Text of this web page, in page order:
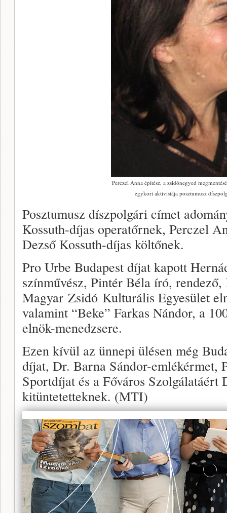
Perczel Anna építész, a zsidónegyed
egykori aktivistája posztumusz
Posztumusz díszpolgári címet
Kossuth-díjas operatőrnek, Perczel
Dezső Kossuth-díjas költőnek.
Pro Urbe Budapest díjat kapott
színművész, Pintér Béla író,
Magyar Zsidó Kulturális Egyesület
valamint “Beke” Farkas Nándor, a
elnök-menedzsere.
Ezen kívül az ünnepi ülésen még
díjat, Dr. Barna Sándor-emlékérmet,
Sportdíjat és a Főváros Szolgálatáért
kitüntetetteknek. (MTI)